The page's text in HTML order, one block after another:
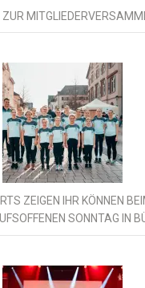
ZUR
ZEIGEN IHR KÖNNEN
SONNTAG IN